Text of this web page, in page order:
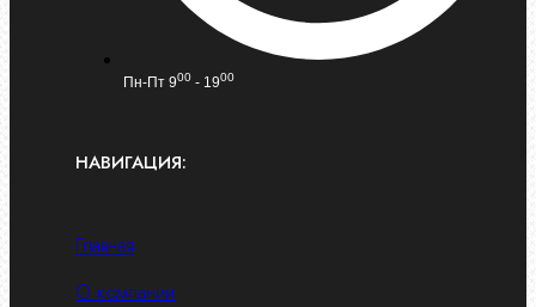
Пн-Пт 900 - 1900
НАВИГАЦИЯ:
Главная
О компании